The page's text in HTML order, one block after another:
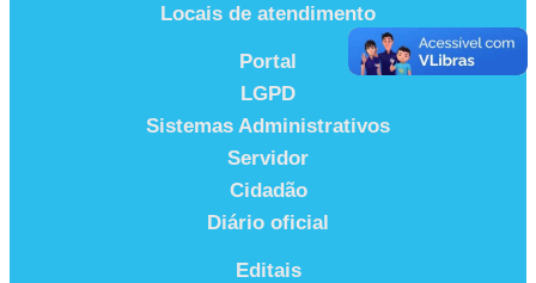
Locais de atendimento
Portal
LGPD
Sistemas Administrativos
Servidor
Cidadão
Diário oficial
Editais